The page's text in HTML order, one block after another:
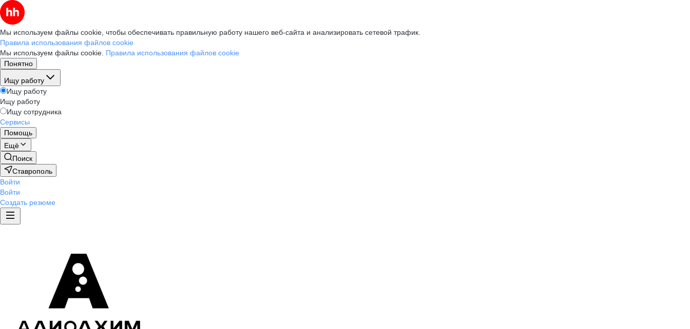
Мы используем файлы cookie, чтобы обеспечивать правильную работу нашего веб-сайта и анализировать сетевой трафик.
Правила использования файлов cookie
Мы используем файлы cookie. Правила использования файлов cookie
Понятно
Ищу работу
Ищу работу
Ищу работу
Ищу сотрудника
Сервисы
Помощь
Ещё
Поиск
Ставрополь
Войти
Войти
Создать резюме